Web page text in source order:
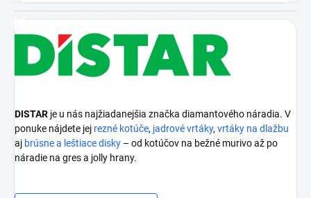
DISTAR je u nás najžiadanejšia značka diamantového náradia. V
ponuke nájdete jej rezné kotúče, jadrové vrtáky, vrtáky na dlažbu
aj brúsne a leštiace disky – od kotúčov na bežné murivo až po
náradie na gres a jolly hrany.